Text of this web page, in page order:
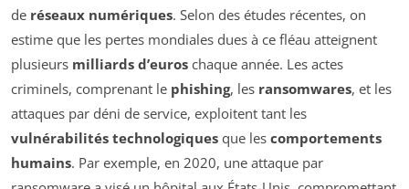
de réseaux numériques. Selon des études récentes, on
estime que les pertes mondiales dues à ce fléau atteignent
plusieurs milliards d’euros chaque année. Les actes
criminels, comprenant le phishing, les ransomwares, et les
attaques par déni de service, exploitent tant les
vulnérabilités technologiques que les comportements
humains. Par exemple, en 2020, une attaque par